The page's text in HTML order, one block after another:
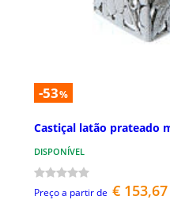
-53%
Castiçal latão prateado
DISPONÍVEL
Preço a partir de € 153,67